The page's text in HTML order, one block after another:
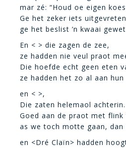
mar zé: “Houd oe eigen
Ge het zeker iets
ge het beslist ’n kwaai
En < > die zagen de zee,
ze hadden nie veul praot
Die hoefde echt geen eten
ze hadden het zo al aan hun
en < >,
Die zaten helemaol achterin.
Goed aan de praot met flink
as we toch motte gaan, dan
en <Dré Claïn> hadden